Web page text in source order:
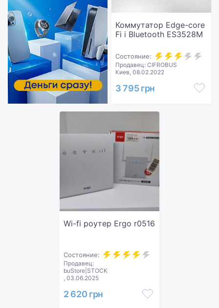
Коммутатор Edge-core
Fi і Bluetooth ES3528M
Состояние:
Продавец: CIFROBUS
Киев, 08.02.2022
3 795 грн
Wi-fi роутер Ergo r0516
Состояние:
Продавец:
buStore|STOCK
, 03.06.2025
2 620 грн